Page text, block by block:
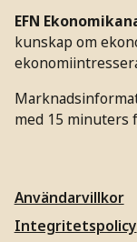
EFN
kunskap om
med 15 minuters
Användarvillkor
Integritetspolicy